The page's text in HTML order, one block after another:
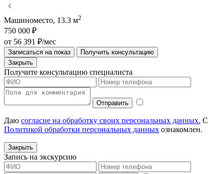
Машиноместо, 13.3 м2
750 000 ₽
от 56 391 ₽/мес
Записаться на показ
Получить консультацию
Закрыть
Получите консультацию специалиста
Даю согласие на обработку своих персональных данных. С
Политикой обработки персональных данных ознакомлен.
Закрыть
Запись на экскурсию